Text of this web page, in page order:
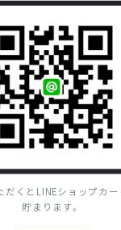
だくとLINEショップカ
貯まります。